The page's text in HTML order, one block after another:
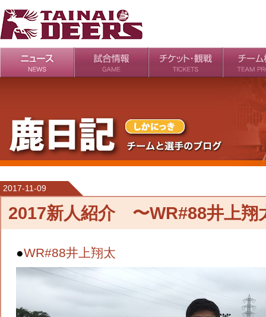
2017-11-09
2017新人紹介 〜WR#88井上翔
●WR#88井上翔太